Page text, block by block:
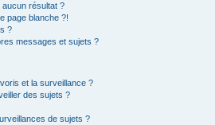
aucun résultat ?
page blanche ?!
?
messages et sujets ?
et la surveillance ?
des sujets ?
de sujets ?